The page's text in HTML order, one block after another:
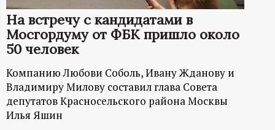
а
ц
и
о
На встречу с кандидатами в
Мосгордуму от ФБК пришло около
50 человек
Компанию Любови Соболь, Ивану Жданову и
Владимиру Милову составил глава Совета
депутатов Красносельского района Москвы
Илья Яшин